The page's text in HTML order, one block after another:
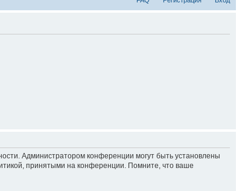
Администратором конференции могут быть установлены
принятыми на конференции. Помните, что ваше